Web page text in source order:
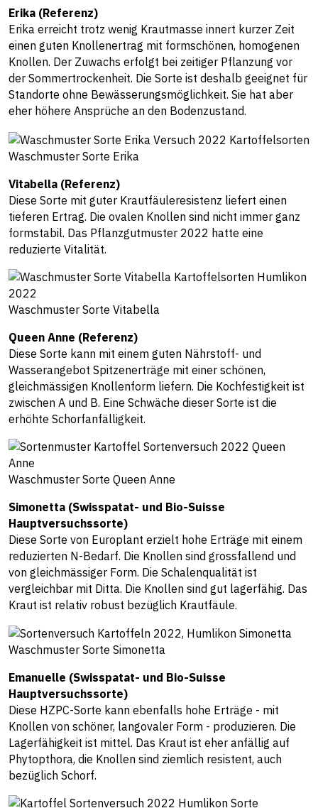
Erika (Referenz)
Erika erreicht trotz wenig Krautmasse innert kurzer Zeit
einen guten Knollenertrag mit formschönen, homogenen
Knollen. Der Zuwachs erfolgt bei zeitiger Pflanzung vor
der Sommertrockenheit. Die Sorte ist deshalb geeignet für
Standorte ohne Bewässerungsmöglichkeit. Sie hat aber
eher höhere Ansprüche an den Bodenzustand.
Waschmuster Sorte Erika
Vitabella (Referenz)
Diese Sorte mit guter Krautfäuleresistenz liefert einen
tieferen Ertrag. Die ovalen Knollen sind nicht immer ganz
formstabil. Das Pflanzgutmuster 2022 hatte eine
reduzierte Vitalität.
Waschmuster Sorte Vitabella
Queen Anne (Referenz)
Diese Sorte kann mit einem guten Nährstoff- und
Wasserangebot Spitzenerträge mit einer schönen,
gleichmässigen Knollenform liefern. Die Kochfestigkeit ist
zwischen A und B. Eine Schwäche dieser Sorte ist die
erhöhte Schorfanfälligkeit.
Waschmuster Sorte Queen Anne
Simonetta (Swisspatat- und Bio-Suisse
Hauptversuchssorte)
Diese Sorte von Europlant erzielt hohe Erträge mit einem
reduzierten N-Bedarf. Die Knollen sind grossfallend und
von gleichmässiger Form. Die Schalenqualität ist
vergleichbar mit Ditta. Die Knollen sind gut lagerfähig. Das
Kraut ist relativ robust bezüglich Krautfäule.
Waschmuster Sorte Simonetta
Emanuelle (Swisspatat- und Bio-Suisse
Hauptversuchssorte)
Diese HZPC-Sorte kann ebenfalls hohe Erträge - mit
Knollen von schöner, langovaler Form - produzieren. Die
Lagerfähigkeit ist mittel. Das Kraut ist eher anfällig auf
Phytopthora, die Knollen sind ziemlich resistent, auch
bezüglich Schorf.